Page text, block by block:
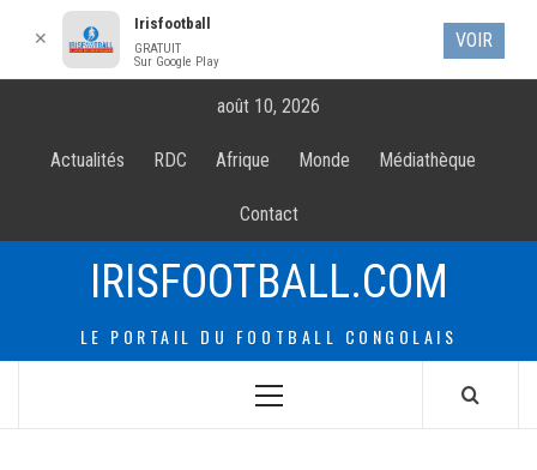
contenur
août 10, 2026
Actualités RDC Afrique Monde Médiathèque
Contact
IRISFOOTBALL.COM
LE PORTAIL DU FOOTBALL CONGOLAIS
Menu
✕
Irisfootball
GRATUIT
Sur Google Play
VOIR